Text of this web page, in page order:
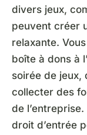
divers jeux,
peuvent créer
relaxante.
boîte à dons à
soirée de jeux,
collecter des
de
droit d’entrée